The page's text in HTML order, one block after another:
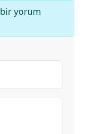
yorum